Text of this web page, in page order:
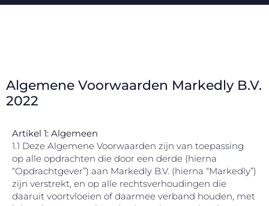
Algemene Voorwaarden Markedly B.V.
2022
Artikel 1: Algemeen
1.1 Deze Algemene Voorwaarden zijn van toepassing
op alle opdrachten die door een derde (hierna
“Opdrachtgever”) aan Markedly B.V. (hierna “Markedly”)
zijn verstrekt, en op alle rechtsverhoudingen die
daaruit voortvloeien of daarmee verband houden, met